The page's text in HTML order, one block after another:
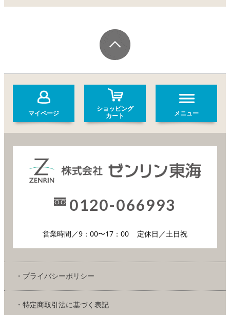
マイページ
ショッピング
カート
メニュー
0120-066993
営業時間／9：00〜17：00 定休日／土日祝
・プライバシーポリシー
・特定商取引法に基づく表記